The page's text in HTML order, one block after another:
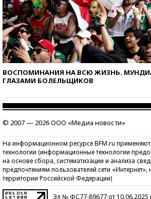
ВОСПОМИНАНИЯ НА ВСЮ ЖИЗНЬ.
ГЛАЗАМИ БОЛЕЛЬЩИКОВ
© 2007 — 2026 ООО «Медиа новости»
На информационном ресурсе BFM.ru
технологии (информационные технологии
на основе сбора, систематизации и анализа
предпочтениям пользователей сети
территории Российской Федерации)
Эл № ФС77-89677 от 10.06.2025